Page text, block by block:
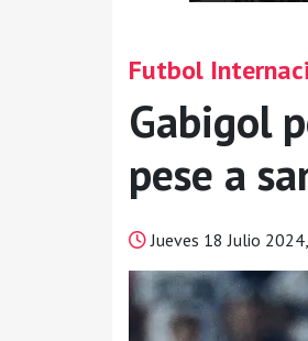
Futbol
Gabigol
pese a
Jueves 18 Julio